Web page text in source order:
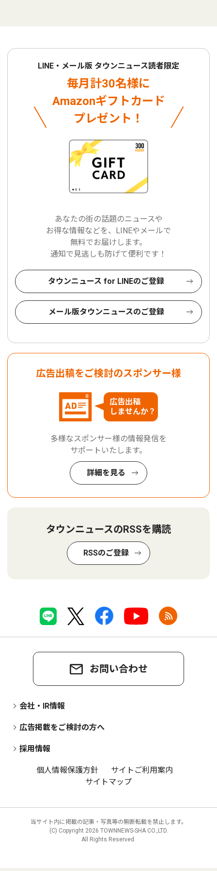
LINE・メール版 タウンニュース読者限定
毎月計30名様に
Amazonギフトカード
プレゼント！
あなたの街の話題のニュースや
お得な情報などを、LINEやメールで
無料でお届けします。
通知で見逃しも防げて便利です！
タウンニュース for LINEのご登録
メール版タウンニュースのご登録
広告出稿をご検討のスポンサー様
広告出稿
しませんか？
多様なスポンサー様の情報発信を
サポートいたします。
詳細を見る
タウンニュースのRSSを購読
RSSのご登録
お問い合わせ
会社・IR情報
広告掲載をご検討の方へ
採用情報
個人情報保護方針
サイトご利用案内
サイトマップ
当サイト内に掲載の記事・写真等の無断転載を禁止します。
(C) Copyright 2026 TOWNNEWS-SHA CO.,LTD.
All Rights Reserved.